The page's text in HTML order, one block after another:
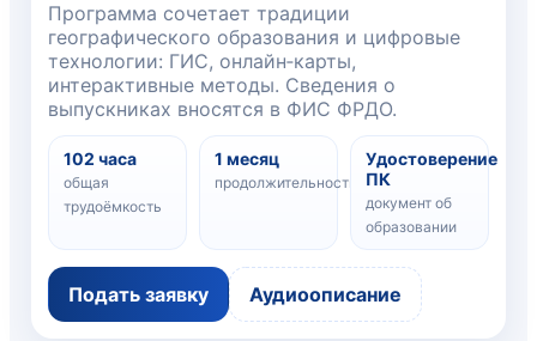
Программа сочетает традиции
географического образования и цифровые
технологии: ГИС, онлайн‑карты,
интерактивные методы. Сведения о
выпускниках вносятся в ФИС ФРДО.
102 часа
общая
трудоёмкость
1 месяц
продолжительность
Удостоверение
ПК
документ об
образовании
Подать заявку Аудиоописание